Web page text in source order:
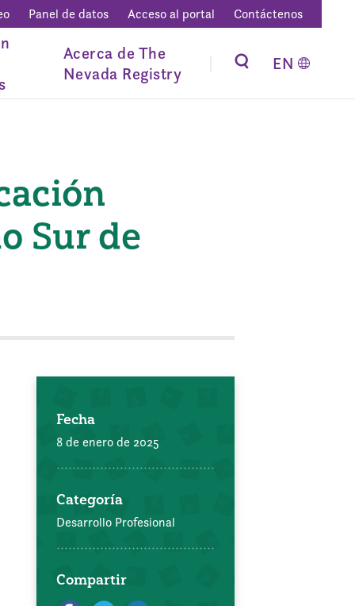
Panel de datos Acceso al portal Contáctenos
Acerca de The
Nevada Registry
EN
Sur de
Fecha
8 de enero de 2025
Categoría
Desarrollo Profesional
Compartir